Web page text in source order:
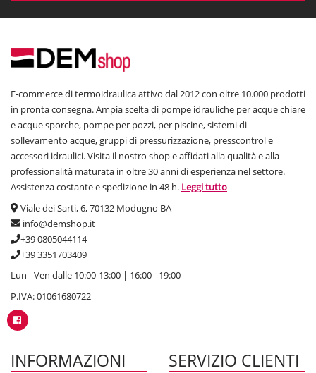
E-commerce di termoidraulica attivo dal 2012 con oltre 10.000 prodotti
in pronta consegna. Ampia scelta di pompe idrauliche per acque chiare
e acque sporche, pompe per pozzi, per piscine, sistemi di
sollevamento acque, gruppi di pressurizzazione, presscontrol e
accessori idraulici. Visita il nostro shop e affidati alla qualità e alla
professionalità maturata in oltre 30 anni di esperienza nel settore.
Assistenza costante e spedizione in 48 h. Leggi tutto
Viale dei Sarti, 6, 70132 Modugno BA
info@demshop.it
+39 0805044114
+39 3351703409
Lun - Ven dalle 10:00-13:00 | 16:00 - 19:00
P.IVA: 01061680722
INFORMAZIONI SERVIZIO CLIENTI